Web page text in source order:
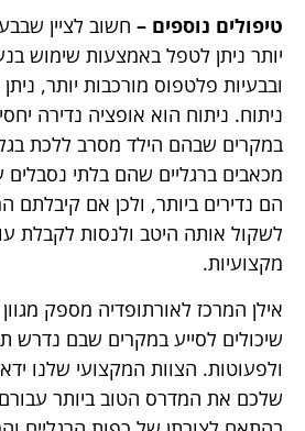
טיפולים נוספים –חשוב לציין
יותר ניתן לטפל באמצעות שימוש
ובבעיות פלטפוס מורכבות יותר,
ניתוח. ניתוח הוא אופציה נדירה
במקרים שבהם הילד מסרב ללכת
מכאבים ברגליים שהם בלתי נסבלים
הם נדירים ביותר, ולכן אם קיבלתם
מקצועיות.
אילן המרכז לאורתופדיה מספק
שיכולים לסייע במקרים שבם נדרש
ולפעוטות. הצוות המקצועי שלנו
שלכם את המדרס הטוב ביותר